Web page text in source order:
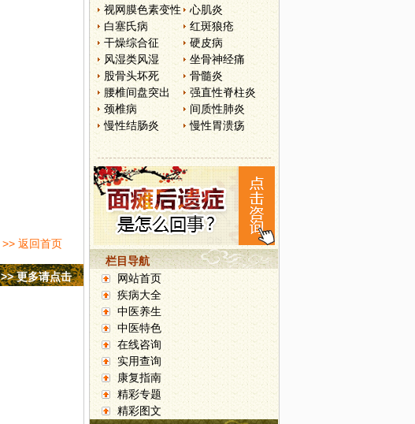
>> 返回首页
>> 更多请点击
视网膜色素变性
心肌炎
白塞氏病
红斑狼疮
干燥综合征
硬皮病
风湿类风湿
坐骨神经痛
股骨头坏死
骨髓炎
腰椎间盘突出
强直性脊柱炎
颈椎病
间质性肺炎
慢性结肠炎
慢性胃溃疡
栏目导航
网站首页
疾病大全
中医养生
中医特色
在线咨询
实用查询
康复指南
精彩专题
精彩图文